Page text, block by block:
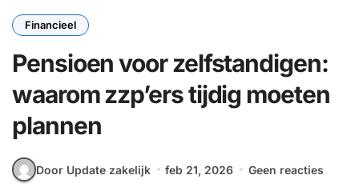
Financieel
Pensioen voor zelfstandigen:
waarom zzp’ers tijdig moeten
plannen
Door Update zakelijk feb 21, 2026 Geen reacties